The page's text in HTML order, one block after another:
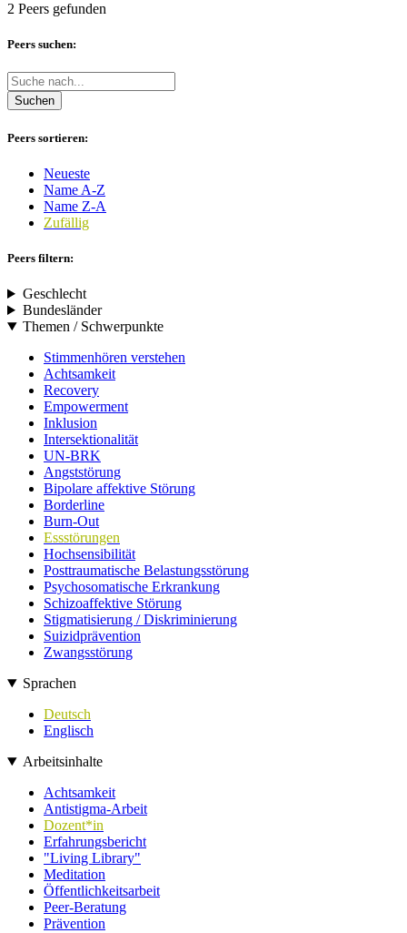
2 Peers gefunden
Peers suchen:
Suchen
Peers sortieren:
Neueste
Name A-Z
Name Z-A
Zufällig
Peers filtern:
Geschlecht
Bundesländer
Themen / Schwerpunkte
Stimmenhören verstehen
Achtsamkeit
Recovery
Empowerment
Inklusion
Intersektionalität
UN-BRK
Angststörung
Bipolare affektive Störung
Borderline
Burn-Out
Essstörungen
Hochsensibilität
Posttraumatische Belastungsstörung
Psychosomatische Erkrankung
Schizoaffektive Störung
Stigmatisierung / Diskriminierung
Suizidprävention
Zwangsstörung
Sprachen
Deutsch
Englisch
Arbeitsinhalte
Achtsamkeit
Antistigma-Arbeit
Dozent*in
Erfahrungsbericht
"Living Library"
Meditation
Öffentlichkeitsarbeit
Peer-Beratung
Prävention